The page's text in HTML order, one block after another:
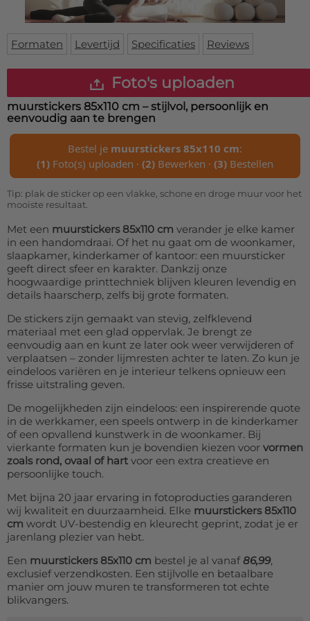
Deurmat
Vloermat
Skateboard deck
Over ons
Inloggen
WhatsApp
Formaten Levertijd Specificaties Reviews
Foto's uploaden
muurstickers 85x110 cm – stijlvol, persoonlijk en
eenvoudig aan te brengen
Bestel je muurstickers 85x110 cm:
(1) Foto(s) uploaden · (2) Bewerken · (3) Bestellen
Tip: plak de sticker op een vlakke, schone en droge muur voor het
mooiste resultaat.
Met een muurstickers 85x110 cm verander je elke kamer
in een handomdraai. Of het nu gaat om de woonkamer,
slaapkamer, kinderkamer of kantoor: een muursticker
geeft direct sfeer en karakter. Dankzij onze
hoogwaardige printtechniek blijven kleuren levendig en
details haarscherp, zelfs bij grote formaten.
De stickers zijn gemaakt van stevig, zelfklevend
materiaal met een glad oppervlak. Je brengt ze
eenvoudig aan en kunt ze later ook weer verwijderen of
verplaatsen – zonder lijmresten achter te laten. Zo kun je
eindeloos variëren en je interieur telkens opnieuw een
frisse uitstraling geven.
De mogelijkheden zijn eindeloos: een inspirerende quote
in de werkkamer, een speels ontwerp in de kinderkamer
of een opvallend kunstwerk in de woonkamer. Bij
vierkante formaten kun je bovendien kiezen voor vormen
zoals rond, ovaal of hart voor een extra creatieve en
persoonlijke touch.
Met bijna 20 jaar ervaring in fotoproducties garanderen
wij kwaliteit en duurzaamheid. Elke muurstickers 85x110
cm wordt UV-bestendig en kleurecht geprint, zodat je er
jarenlang plezier van hebt.
Een muurstickers 85x110 cm bestel je al vanaf86,99,
exclusief verzendkosten. Een stijlvolle en betaalbare
manier om jouw muren te transformeren tot echte
blikvangers.